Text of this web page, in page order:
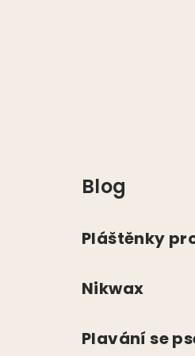
Blog
Pláštěnky
Nikwax
Plavání se